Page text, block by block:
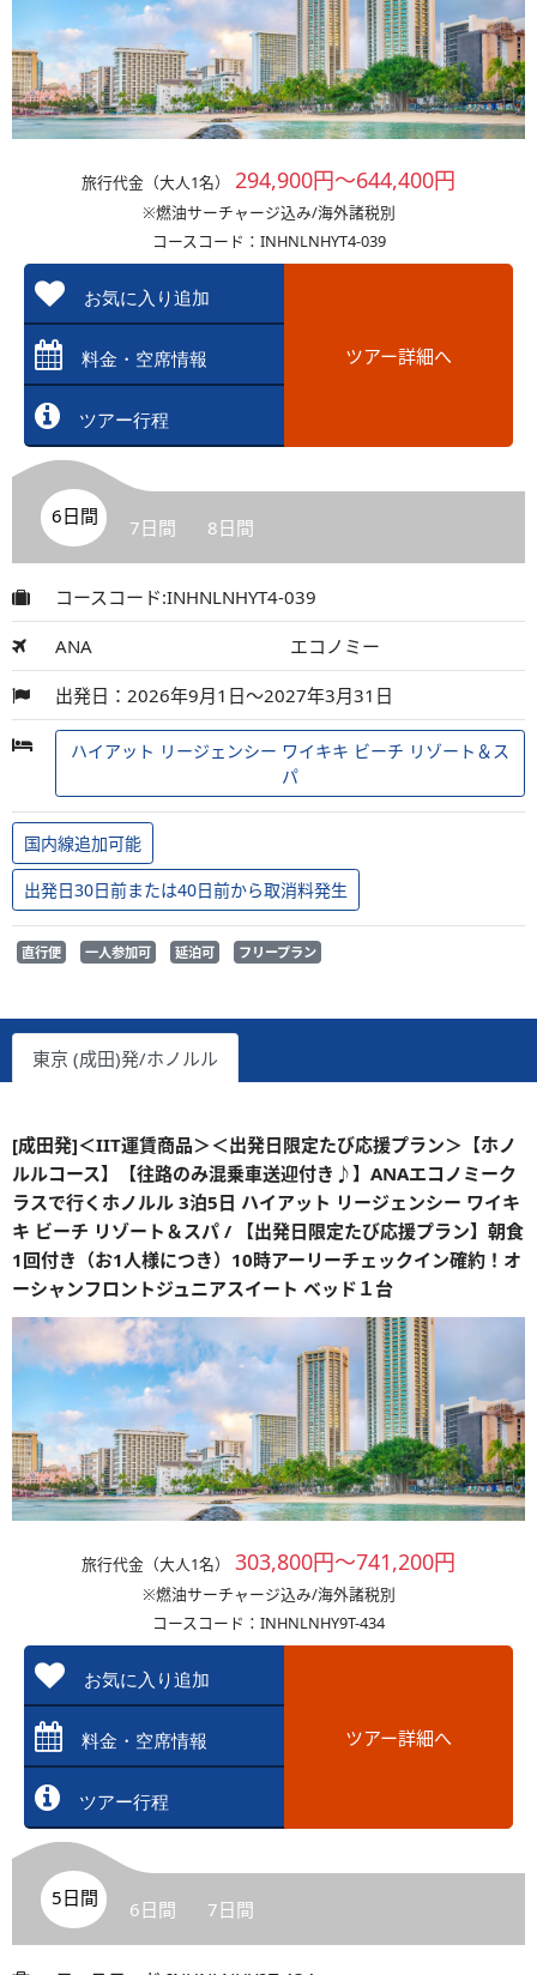
旅行代金（大人1名） 294,900円～644,400円
※燃油サーチャージ込み/海外諸税別
コースコード：INHNLNHYT4-039
お気に入り追加
料金・空席情報
ツアー行程
ツアー詳細へ
6日間 7日間 8日間
コースコード:INHNLNHYT4-039
ANA エコノミー
出発日：2026年9月1日～2027年3月31日
ハイアット リージェンシー ワイキキ ビーチ リゾート＆ス
パ
国内線追加可能
出発日30日前または40日前から取消料発生
直行便 一人参加可 延泊可 フリープラン
東京 (成田)発/ホノルル
[成田発]＜IIT運賃商品＞＜出発日限定たび応援プラン＞【ホノ
ルルコース】【往路のみ混乗車送迎付き♪】ANAエコノミーク
ラスで行くホノルル 3泊5日 ハイアット リージェンシー ワイキ
キ ビーチ リゾート＆スパ / 【出発日限定たび応援プラン】朝食
1回付き（お1人様につき）10時アーリーチェックイン確約！オ
ーシャンフロントジュニアスイート ベッド１台
旅行代金（大人1名） 303,800円～741,200円
※燃油サーチャージ込み/海外諸税別
コースコード：INHNLNHY9T-434
お気に入り追加
料金・空席情報
ツアー行程
ツアー詳細へ
5日間 6日間 7日間